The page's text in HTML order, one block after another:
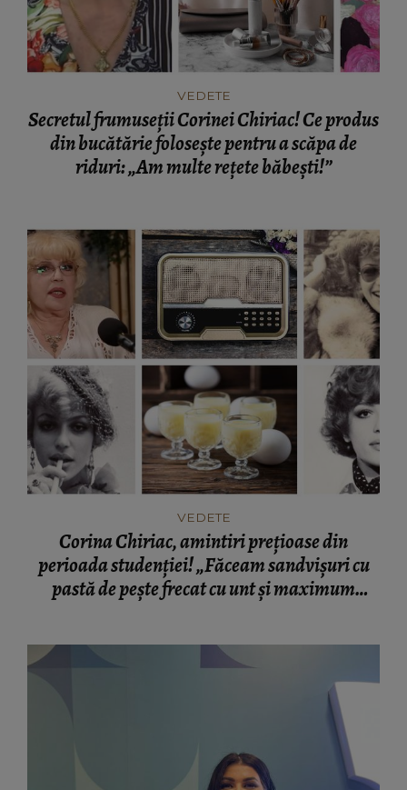
VEDETE
Secretul frumuseții Corinei Chiriac! Ce produs
din bucătărie folosește pentru a scăpa de
riduri: „Am multe rețete băbești!”
VEDETE
Corina Chiriac, amintiri prețioase din
perioada studenției! „Făceam sandvișuri cu
pastă de pește frecat cu unt și maximum